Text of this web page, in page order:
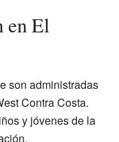
en El
son administradas
Contra Costa.
y jóvenes de la